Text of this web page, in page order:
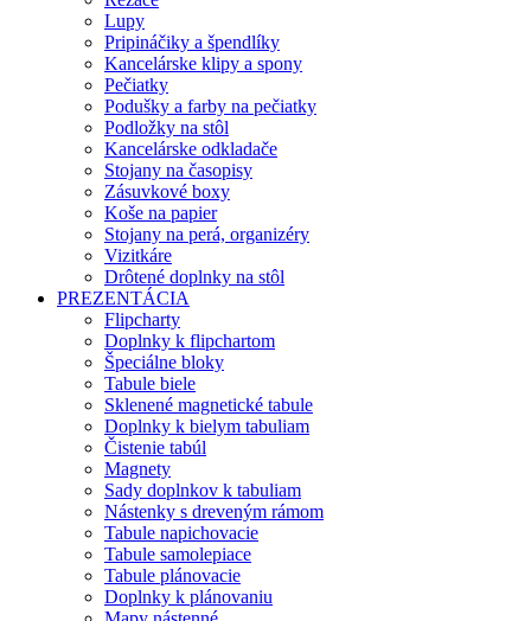
Lupy
Pripináčiky a špendlíky
Kancelárske klipy a spony
Pečiatky
Podušky a farby na pečiatky
Podložky na stôl
Kancelárske odkladače
Stojany na časopisy
Zásuvkové boxy
Koše na papier
Stojany na perá, organizéry
Vizitkáre
Drôtené doplnky na stôl
PREZENTÁCIA
Flipcharty
Doplnky k flipchartom
Špeciálne bloky
Tabule biele
Sklenené magnetické tabule
Doplnky k bielym tabuliam
Čistenie tabúl
Magnety
Sady doplnkov k tabuliam
Nástenky s dreveným rámom
Tabule napichovacie
Tabule samolepiace
Tabule plánovacie
Doplnky k plánovaniu